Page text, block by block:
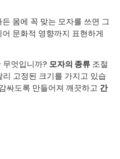
몸에 꼭 맞는 모자를 쓰면 그
문화적 영향까지 표현하게
무엇입니까? 모자의 종류 조절
고정된 크기를 가지고 있습
싸도록 만들어져 깨끗하고 간